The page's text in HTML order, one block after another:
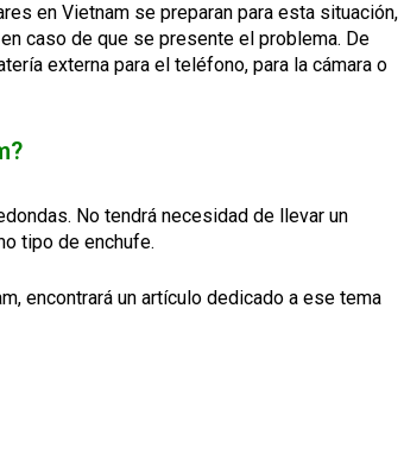
en Vietnam se preparan para esta situación,
caso de que se presente el problema. De
externa para el teléfono, para la cámara o
No tendrá necesidad de llevar un
tipo de enchufe.
encontrará un artículo dedicado a ese tema